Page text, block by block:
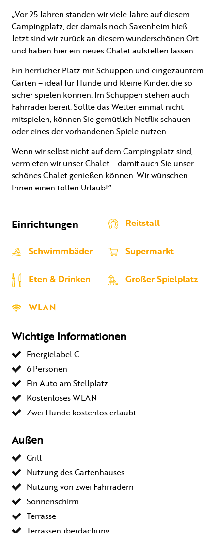
„Vor 25 Jahren standen wir viele Jahre auf diesem
Campingplatz, der damals noch Saxenheim hieß.
Jetzt sind wir zurück an diesem wunderschönen Ort
und haben hier ein neues Chalet aufstellen lassen.
Ein herrlicher Platz mit Schuppen und eingezäuntem
Garten – ideal für Hunde und kleine Kinder, die so
sicher spielen können. Im Schuppen stehen auch
Fahrräder bereit. Sollte das Wetter einmal nicht
mitspielen, können Sie gemütlich Netflix schauen
oder eines der vorhandenen Spiele nutzen.
Wenn wir selbst nicht auf dem Campingplatz sind,
vermieten wir unser Chalet – damit auch Sie unser
schönes Chalet genießen können. Wir wünschen
Ihnen einen tollen Urlaub!“
Einrichtungen Reitstall
Schwimmbäder Supermarkt
Eten & Drinken Großer Spielplatz
WLAN
Wichtige Informationen
Energielabel C
6 Personen
Ein Auto am Stellplatz
Kostenloses WLAN
Zwei Hunde kostenlos erlaubt
Außen
Grill
Nutzung des Gartenhauses
Nutzung von zwei Fahrrädern
Sonnenschirm
Terrasse
Terrassenüberdachung